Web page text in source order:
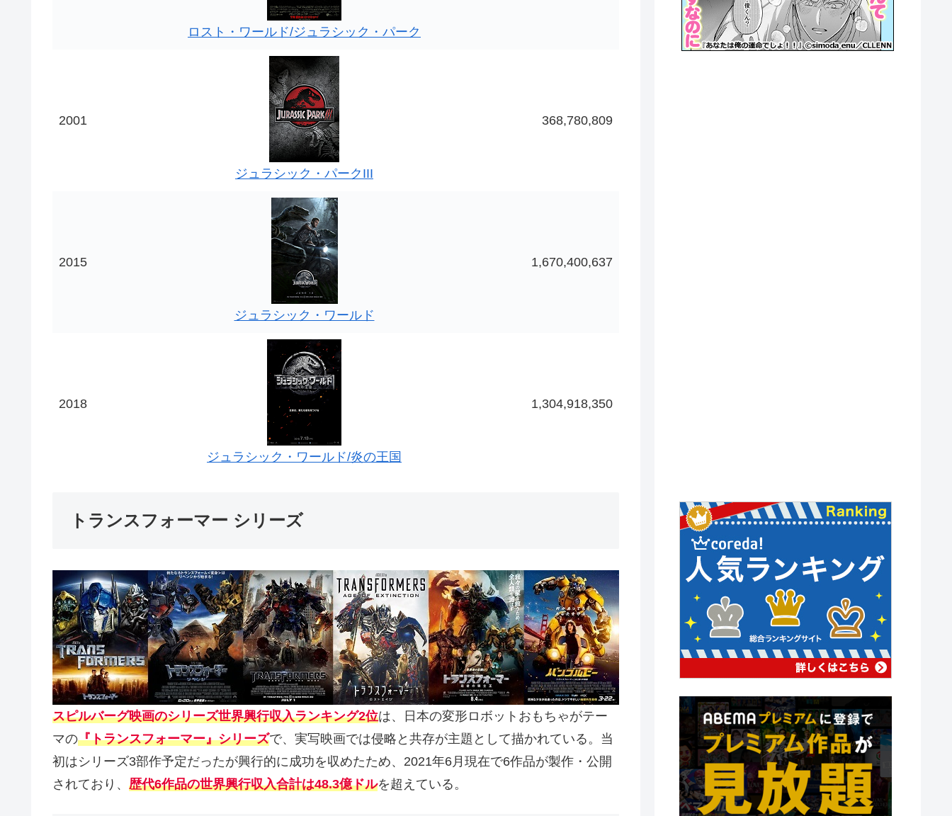
ロスト・ワールド/ジュラシック・パーク
2001
ジュラシック・パークIII
368,780,809
2015
ジュラシック・ワールド
1,670,400,637
2018
ジュラシック・ワールド/炎の王国
1,304,918,350
トランスフォーマー シリーズ
スピルバーグ映画のシリーズ世界興行収入ランキング2位は、日本の変形ロボットおもちゃがテー
マの『トランスフォーマー』シリーズで、実写映画では侵略と共存が主題として描かれている。当
初はシリーズ3部作予定だったが興行的に成功を収めたため、2021年6月現在で6作品が製作・公開
されており、 歴代6作品の世界興行収入合計は48.3億ドルを超えている。